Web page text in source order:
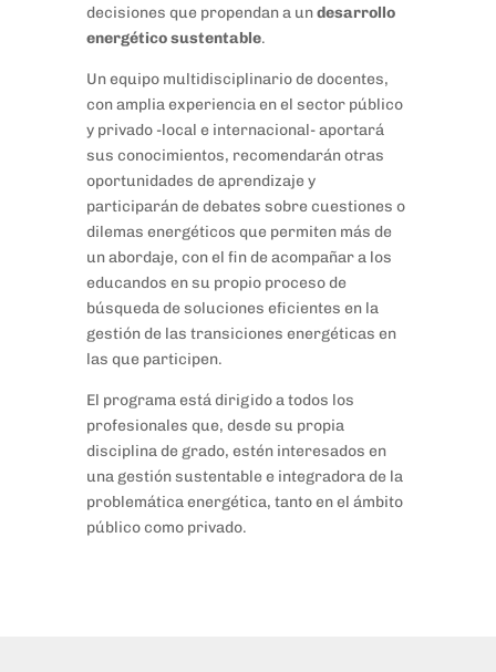
decisiones que propendan a undesarrollo
energético sustentable.
Un equipo multidisciplinario de docentes,
con amplia experiencia en el sector público
y privado -local e internacional- aportará
sus conocimientos, recomendarán otras
oportunidades de aprendizaje y
participarán de debates sobre cuestiones o
dilemas energéticos que permiten más de
un abordaje, con el fin de acompañar a los
educandos en su propio proceso de
búsqueda de soluciones eficientes en la
gestión de las transiciones energéticas en
las que participen.
El programa está dirigido a todos los
profesionales que, desde su propia
disciplina de grado, estén interesados en
una gestión sustentable e integradora de la
problemática energética, tanto en el ámbito
público como privado.